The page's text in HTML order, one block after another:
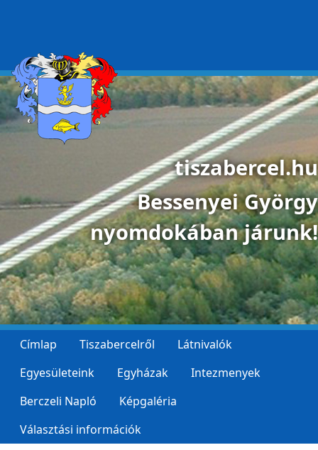
tiszabercel.hu
Bessenyei György
nyomdokában járunk!
Címlap Tiszabercelről
Látnivalók
Egyesületeink
Egyházak
Intezmenyek
Berczeli Napló
Képgaléria
Választási információk